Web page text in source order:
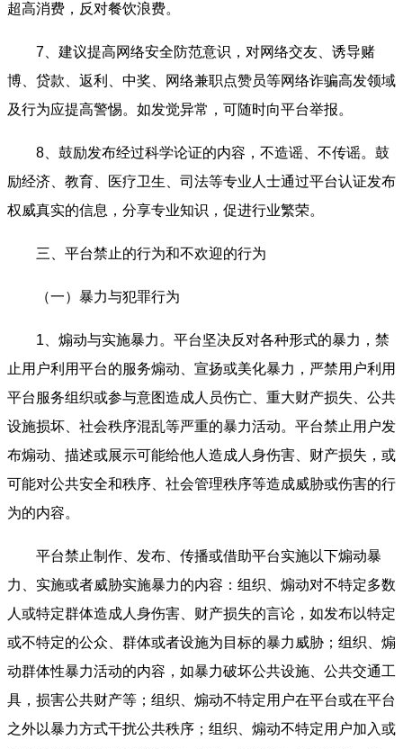
超高消费，反对餐饮浪费。
7、建议提高网络安全防范意识，对网络交友、诱导赌
博、贷款、返利、中奖、网络兼职点赞员等网络诈骗高发领域
及行为应提高警惕。如发觉异常，可随时向平台举报。
8、鼓励发布经过科学论证的内容，不造谣、不传谣。鼓
励经济、教育、医疗卫生、司法等专业人士通过平台认证发布
权威真实的信息，分享专业知识，促进行业繁荣。
三、平台禁止的行为和不欢迎的行为
（一）暴力与犯罪行为
1、煽动与实施暴力。平台坚决反对各种形式的暴力，禁
止用户利用平台的服务煽动、宣扬或美化暴力，严禁用户利用
平台服务组织或参与意图造成人员伤亡、重大财产损失、公共
设施损坏、社会秩序混乱等严重的暴力活动。平台禁止用户发
布煽动、描述或展示可能给他人造成人身伤害、财产损失，或
可能对公共安全和秩序、社会管理秩序等造成威胁或伤害的行
为的内容。
平台禁止制作、发布、传播或借助平台实施以下煽动暴
力、实施或者威胁实施暴力的内容：组织、煽动对不特定多数
人或特定群体造成人身伤害、财产损失的言论，如发布以特定
或不特定的公众、群体或者设施为目标的暴力威胁；组织、煽
动群体性暴力活动的内容，如暴力破坏公共设施、公共交通工
具，损害公共财产等；组织、煽动不特定用户在平台或在平台
之外以暴力方式干扰公共秩序；组织、煽动不特定用户加入或